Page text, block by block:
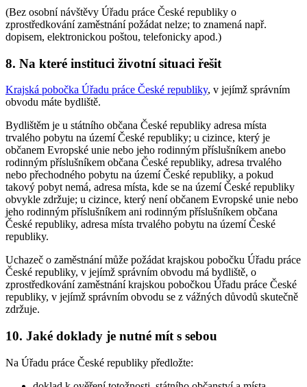
(Bez osobní návštěvy Úřadu práce České republiky o
zprostředkování zaměstnání požádat nelze; to znamená např.
dopisem, elektronickou poštou, telefonicky apod.)
8. Na které instituci životní situaci řešit
Krajská pobočka Úřadu práce České republiky, v jejímž správním
obvodu máte bydliště.
Bydlištěm je u státního občana České republiky adresa místa
trvalého pobytu na území České republiky; u cizince, který je
občanem Evropské unie nebo jeho rodinným příslušníkem anebo
rodinným příslušníkem občana České republiky, adresa trvalého
nebo přechodného pobytu na území České republiky, a pokud
takový pobyt nemá, adresa místa, kde se na území České republiky
obvykle zdržuje; u cizince, který není občanem Evropské unie nebo
jeho rodinným příslušníkem ani rodinným příslušníkem občana
České republiky, adresa místa trvalého pobytu na území České
republiky.
Uchazeč o zaměstnání může požádat krajskou pobočku Úřadu práce
České republiky, v jejímž správním obvodu má bydliště, o
zprostředkování zaměstnání krajskou pobočkou Úřadu práce České
republiky, v jejímž správním obvodu se z vážných důvodů skutečně
zdržuje.
10. Jaké doklady je nutné mít s sebou
Na Úřadu práce České republiky předložte: